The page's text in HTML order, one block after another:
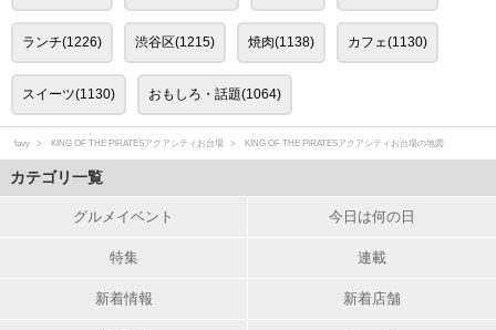
ランチ(1226) 渋谷区(1215) 焼肉(1138) カフェ(1130)
スイーツ(1130) おもしろ・話題(1064)
favy KING OF THE PIRATESアクアシティお台場 KING OF THE PIRATESアクアシティお台場の地図
カテゴリ一覧
グルメイベント 今日は何の日
特集 連載
新着情報 新着店舗